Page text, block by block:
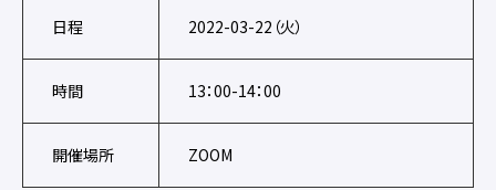
日程 2022-03-22（火）
時間 13：00-14：00
開催場所 ZOOM